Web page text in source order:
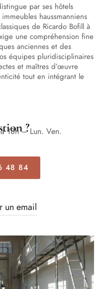
par ses hôtels
haussmanniens
de Ricardo Bofill à
une compréhension fine
anciennes et des
équipes pluridisciplinaires
et maîtres d’œuvre
tout en intégrant le
?
18h – Lun. Ven.
48 84
un email